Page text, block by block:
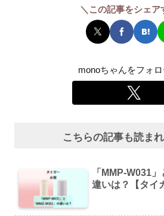
＼この記事をシェア
monoちゃんをフォ
こちらの記事も読ま
「MMP-W031
違いは？【タイ